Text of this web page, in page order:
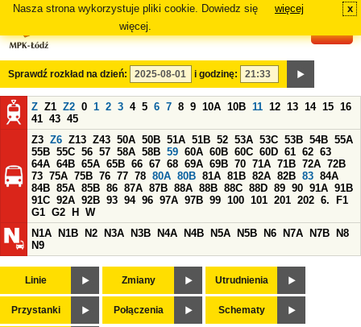
Nasza strona wykorzystuje pliki cookie. Dowiedz się
więcej.
więcej x
Sprawdź rozkład na dzień: i godzinę:
Z Z1 Z2 0 1 2 3 4 5 6 7 8 9 10A 10B 11 12 13 14 15 16
41 43 45
Z3 Z6 Z13 Z43 50A 50B 51A 51B 52 53A 53C 53B 54B 55A
55B 55C 56 57 58A 58B 59 60A 60B 60C 60D 61 62 63
64A 64B 65A 65B 66 67 68 69A 69B 70 71A 71B 72A 72B
73 75A 75B 76 77 78 80A 80B 81A 81B 82A 82B 83 84A
84B 85A 85B 86 87A 87B 88A 88B 88C 88D 89 90 91A 91B
91C 92A 92B 93 94 96 97A 97B 99 100 101 201 202 6.
F1
G1 G2 H
W
N1A
N1B N2 N3A N3B N4A N4B N5A N5B N6 N7A N7B
N8
N9
Linie Zmiany Utrudnienia
Przystanki Połączenia Schematy